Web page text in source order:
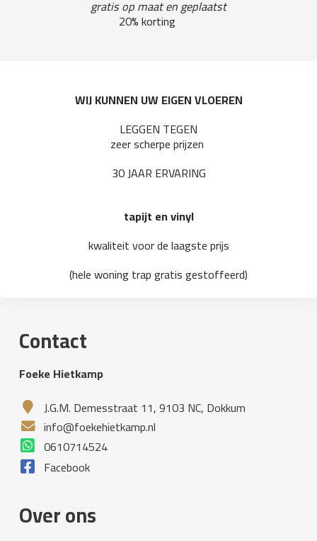
gratis op maat en geplaatst
20% korting
WIJ KUNNEN UW EIGEN VLOEREN
LEGGEN TEGEN
zeer scherpe prijzen
30 JAAR ERVARING
tapijt en vinyl
kwaliteit voor de laagste prijs
(hele woning trap gratis gestoffeerd)
Contact
Foeke Hietkamp
J.G.M. Demesstraat 11, 9103 NC, Dokkum
info@foekehietkamp.nl
0610714524
Facebook
Over ons